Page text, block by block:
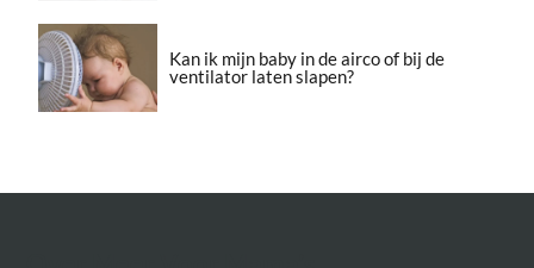
Kan ik mijn baby in de airco of bij de
ventilator laten slapen?